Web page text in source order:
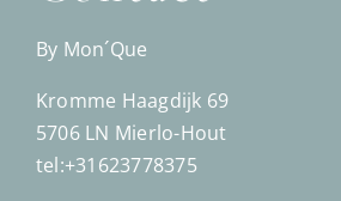
By Mon´Que
Kromme Haagdijk 69
5706 LN Mierlo-Hout
tel:+31623778375